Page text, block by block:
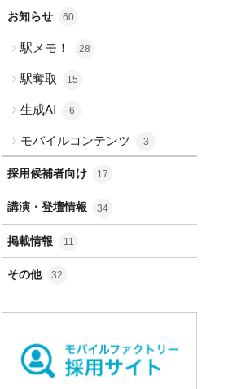
お知らせ 60
駅メモ！ 28
駅奪取 15
生成AI 6
モバイルコンテンツ 3
採用候補者向け 17
講演・登壇情報 34
掲載情報 11
その他 32